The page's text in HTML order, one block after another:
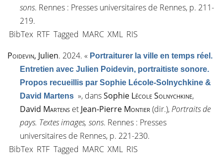
sons. Rennes : Presses universitaires de Rennes, p. 211-
219.
BibTex RTF Tagged MARC XML RIS
Poidevin, Julien. 2024. « Portraiturer la ville en temps réel.
Entretien avec Julien Poidevin, portraitiste sonore.
Propos recueillis par Sophie Lécole-Solnychkine &
David Martens », dansSophie Lécole Solnychkine,
David Martens et Jean-Pierre Montier(dir.),Portraits de
pays. Textes images, sons. Rennes : Presses
universitaires de Rennes, p. 221-230.
BibTex RTF Tagged MARC XML RIS